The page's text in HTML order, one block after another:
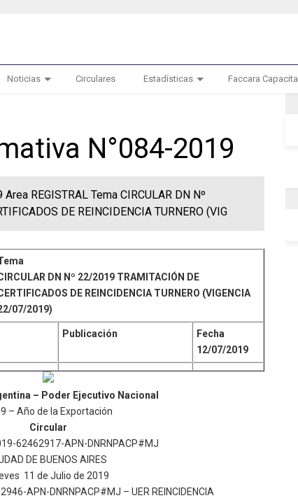
Noticias Circulares Estadísticas Faccara Capacita
N°084-2019
REGISTRAL Tema CIRCULAR DN Nº
DE REINCIDENCIA TURNERO (VIG
DN Nº 22/2019 TRAMITACIÓN DE
DE REINCIDENCIA TURNERO (VIGENCIA
07/2019)
Publicación
Fecha
12/07/2019
– Poder Ejecutivo Nacional
– Año de la Exportación
Circular
62462917-APN-DNRNPACP#MJ
DE BUENOS AIRES
11 de Julio de 2019
APN-DNRNPACP#MJ – UER REINCIDENCIA